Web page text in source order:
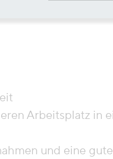
Arbeitsplatz in
und eine